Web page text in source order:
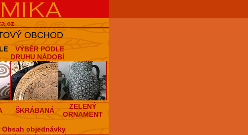
OBCHOD
VÝBĚR PODLE
DRUHU NÁDOBÍ
ŠKRÁBANÁ
ZELENÝ
ORNAMENT
Obsah objednávky